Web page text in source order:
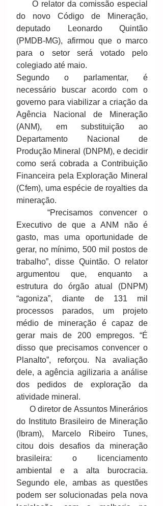
do novo Código de Mineração,
deputado Leonardo Quintão
(PMDB-MG), afirmou que o marco
para o setor será votado pelo
colegiado até maio.
Segundo o parlamentar, é
necessário buscar acordo com o
governo para viabilizar a criação da
Agência Nacional de Mineração
(ANM), em substituição ao
Departamento Nacional de
Produção Mineral (DNPM), e decidir
como será cobrada a Contribuição
Financeira pela Exploração Mineral
(Cfem), uma espécie de royalties da
mineração.
     “Precisamos convencer o
Executivo de que a ANM não é
gasto, mas uma oportunidade de
gerar, no mínimo, 500 mil postos de
trabalho”, disse Quintão. O relator
argumentou que, enquanto a
estrutura do órgão atual (DNPM)
“agoniza”, diante de 131 mil
processos parados, um projeto
médio de mineração é capaz de
gerar mais de 200 empregos. “É
disso que precisamos convencer o
Planalto”, reforçou. Na avaliação
dele, a agência agilizaria a análise
dos pedidos de exploração da
atividade mineral.
do Instituto Brasileiro de Mineração
(Ibram), Marcelo Ribeiro Tunes,
citou dois desafios da mineração
brasileira: o licenciamento
ambiental e a alta burocracia.
Segundo ele, ambas as questões
podem ser solucionadas pela nova